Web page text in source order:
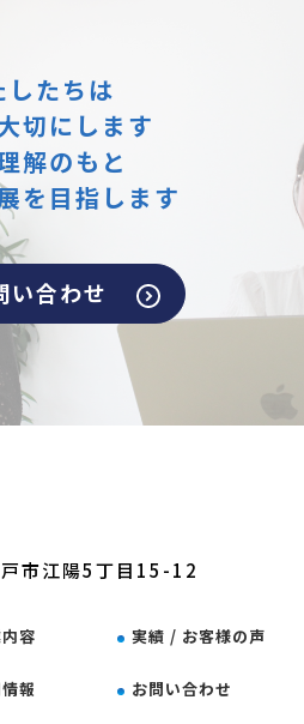
したちは
切にします
解のもと
を目指します
い合わせ
市江陽5丁目15-12
容 実績 / お客様の声
報 お問い合わせ